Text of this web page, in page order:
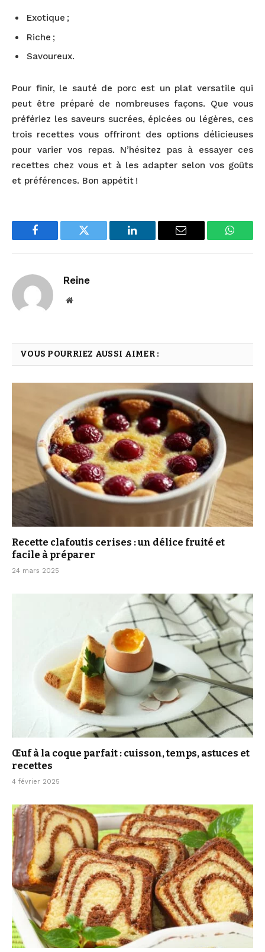
Exotique ;
Riche ;
Savoureux.
Pour finir, le sauté de porc est un plat versatile qui
peut être préparé de nombreuses façons. Que vous
préfériez les saveurs sucrées, épicées ou légères, ces
trois recettes vous offriront des options délicieuses
pour varier vos repas. N’hésitez pas à essayer ces
recettes chez vous et à les adapter selon vos goûts
et préférences. Bon appétit !
Facebook Twitter LinkedIn Email
Reine
Website
VOUS POURRIEZ AUSSI AIMER :
Recette clafoutis cerises : un délice fruité et
facile à préparer
24 mars 2025
Œuf à la coque parfait : cuisson, temps, astuces et
recettes
4 février 2025